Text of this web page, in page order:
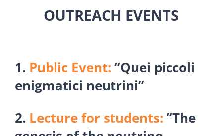
OUTREACH EVENTS
1. Public Event: “Quei piccoli
enigmatici neutrini”
2. Lecture for students: “The